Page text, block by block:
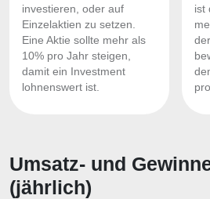
investieren, oder auf
Einzelaktien zu setzen.
Eine Aktie sollte mehr als
10% pro Jahr steigen,
damit ein Investment
lohnenswert ist.
ist
Umsatz- und
(jährlich)